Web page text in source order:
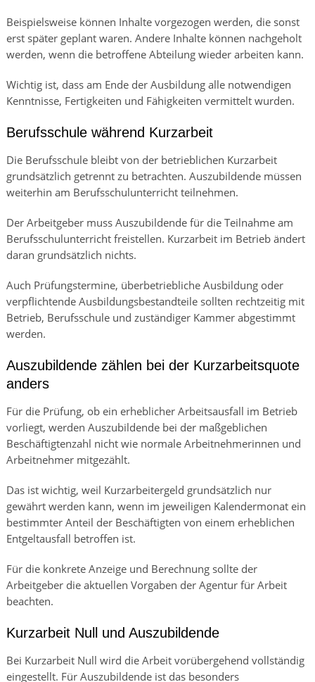
Beispielsweise können Inhalte vorgezogen werden, die sonst
erst später geplant waren. Andere Inhalte können nachgeholt
werden, wenn die betroffene Abteilung wieder arbeiten kann.
Wichtig ist, dass am Ende der Ausbildung alle notwendigen
Kenntnisse, Fertigkeiten und Fähigkeiten vermittelt wurden.
Berufsschule während Kurzarbeit
Die Berufsschule bleibt von der betrieblichen Kurzarbeit
grundsätzlich getrennt zu betrachten. Auszubildende müssen
weiterhin am Berufsschulunterricht teilnehmen.
Der Arbeitgeber muss Auszubildende für die Teilnahme am
Berufsschulunterricht freistellen. Kurzarbeit im Betrieb ändert
daran grundsätzlich nichts.
Auch Prüfungstermine, überbetriebliche Ausbildung oder
verpflichtende Ausbildungsbestandteile sollten rechtzeitig mit
Betrieb, Berufsschule und zuständiger Kammer abgestimmt
werden.
Auszubildende zählen bei der Kurzarbeitsquote
anders
Für die Prüfung, ob ein erheblicher Arbeitsausfall im Betrieb
vorliegt, werden Auszubildende bei der maßgeblichen
Beschäftigtenzahl nicht wie normale Arbeitnehmerinnen und
Arbeitnehmer mitgezählt.
Das ist wichtig, weil Kurzarbeitergeld grundsätzlich nur
gewährt werden kann, wenn im jeweiligen Kalendermonat ein
bestimmter Anteil der Beschäftigten von einem erheblichen
Entgeltausfall betroffen ist.
Für die konkrete Anzeige und Berechnung sollte der
Arbeitgeber die aktuellen Vorgaben der Agentur für Arbeit
beachten.
Kurzarbeit Null und Auszubildende
Bei Kurzarbeit Null wird die Arbeit vorübergehend vollständig
eingestellt. Für Auszubildende ist das besonders